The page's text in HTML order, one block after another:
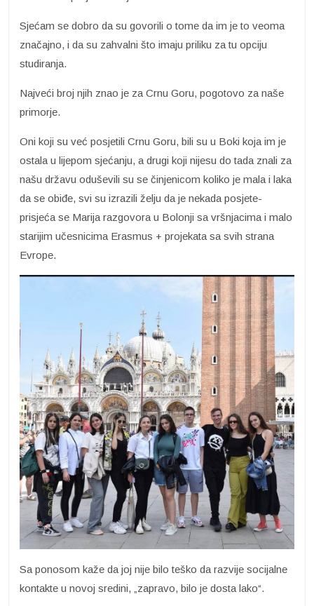
Sjećam se dobro da su govorili o tome da im je to veoma
značajno, i da su zahvalni što imaju priliku za tu opciju
studiranja.
Najveći broj njih znao je za Crnu Goru, pogotovo za naše
primorje.
Oni koji su već posjetili Crnu Goru, bili su u Boki koja im je
ostala u lijepom sjećanju, a drugi koji nijesu do tada znali za
našu državu oduševili su se činjenicom koliko je mala i laka
da se obiđe, svi su izrazili želju da je nekada posjete-
prisjeća se Marija razgovora u Bolonji sa vršnjacima i malo
starijim učesnicima Erasmus + projekata sa svih strana
Evrope.
Sa ponosom kaže da joj nije bilo teško da razvije socijalne
kontakte u novoj sredini, „zapravo, bilo je dosta lako“.